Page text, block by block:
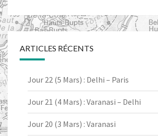
ARTICLES RÉCENTS
Jour 22 (5 Mars) : Delhi – Paris
Jour 21 (4 Mars) : Varanasi – Delhi
Jour 20 (3 Mars) : Varanasi